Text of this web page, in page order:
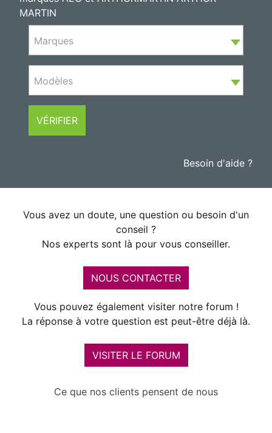
MARTIN
Marques
Modèles
VÉRIFIER
Besoin d'aide ?
Vous avez un doute, une question ou besoin d'un
conseil ?
Nos experts sont là pour vous conseiller.
NOUS CONTACTER
Vous pouvez également visiter notre forum !
La réponse à votre question est peut-être déjà là.
VISITER LE FORUM
Ce que nos clients pensent de nous